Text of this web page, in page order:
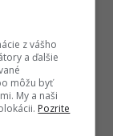
z vášho
a ďalšie
môžu byť
My a naši
Pozrite